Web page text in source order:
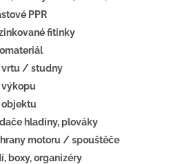
PPR
fitinky
vrtu / studny
výkopu
objektu
hladiny, plováky
motoru / spouštěče
boxy, organizéry